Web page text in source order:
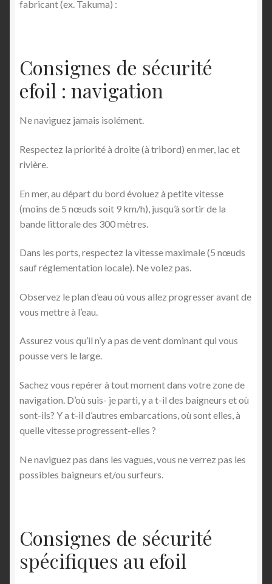
fabricant (ex. Takuma) :
Consignes de sécurité
efoil : navigation
Ne naviguez jamais isolément.
Respectez la priorité à droite (à tribord) en mer, lac et
rivière.
En mer, au départ du bord évoluez à petite vitesse
(moins de 5 nœuds soit 9 km/h), jusqu’à sortir de la
bande littorale des 300 mètres.
Dans les ports, respectez la vitesse maximale (5 nœuds
sauf réglementation locale). Ne volez pas.
Observez le plan d’eau où vous allez progresser avant de
vous mettre à l’eau.
Assurez vous qu’il n’y a pas de vent dominant qui vous
pousse vers le large.
Sachez vous repérer à tout moment dans votre zone de
navigation. D’où suis- je parti, y a t-il des baigneurs et où
sont-ils? Y a t-il d’autres embarcations, où sont elles, à
quelle vitesse progressent-elles ?
Ne naviguez pas dans les vagues, vous ne verrez pas les
possibles baigneurs et/ou surfeurs.
Consignes de sécurité
spécifiques au efoil